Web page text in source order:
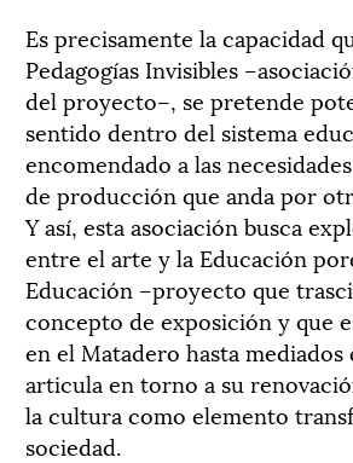
Es precisamente la capacidad
Pedagogías Invisibles
del proyecto–, se pretende
sentido dentro del sistema
encomendado a las
de producción que anda por
Y así, esta asociación busca
entre el arte y la Educación
Educación –proyecto que
concepto de exposición y que
en el Matadero hasta mediados
articula en torno a su
la cultura como elemento
sociedad.